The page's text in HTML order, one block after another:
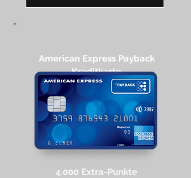
American Express Payback
Kreditkarte​
4.000 Extra-Punkte